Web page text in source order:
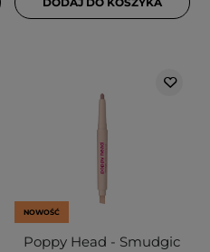
NOWOŚĆ
Poppy Head - Smudgic